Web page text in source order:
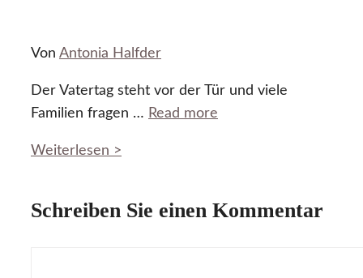
Von Antonia Halfder
Der Vatertag steht vor der Tür und viele
Familien fragen … Read more
Weiterlesen >
Schreiben Sie einen Kommentar